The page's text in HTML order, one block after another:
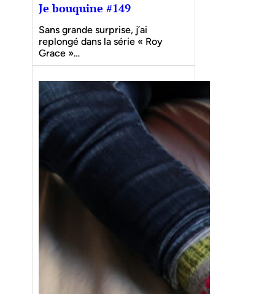
Je bouquine #149
Sans grande surprise, j’ai
replongé dans la série « Roy
Grace »…